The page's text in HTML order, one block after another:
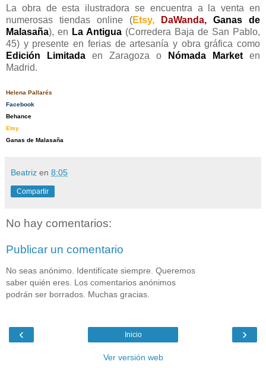
La obra de esta ilustradora se encuentra a la venta en
numerosas tiendas online (Etsy, DaWanda,
Ganas de
Malasaña), en La Antigua (Corredera Baja de San Pablo,
45) y presente en ferias de artesanía y obra gráfica como
Edición Limitada en Zaragoza o Nómada Market en
Madrid.
Helena Pallarés
Facebook
Behance
Etsy
Ganas de Malasaña
Beatriz en 8:05
Compartir
No hay comentarios:
Publicar un comentario
No seas anónimo. Identifícate siempre. Queremos
saber quién eres. Los comentarios anónimos
podrán ser borrados. Muchas gracias.
‹ ›
Inicio
Ver versión web